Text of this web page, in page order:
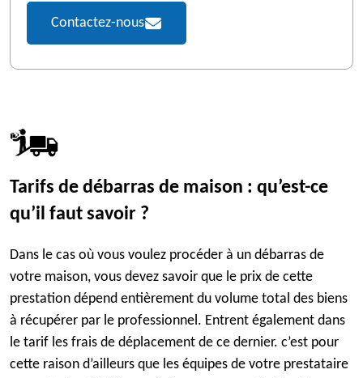
Contactez-nous
Tarifs de débarras de maison : qu’est-ce
qu’il faut savoir ?
Dans le cas où vous voulez procéder à un débarras de
votre maison, vous devez savoir que le prix de cette
prestation dépend entièrement du volume total des biens
à récupérer par le professionnel. Entrent également dans
le tarif les frais de déplacement de ce dernier. c’est pour
cette raison d’ailleurs que les équipes de votre prestataire